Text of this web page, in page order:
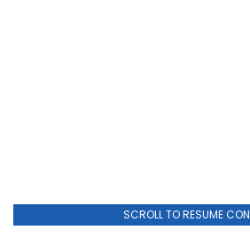
SCROLL TO RESUME